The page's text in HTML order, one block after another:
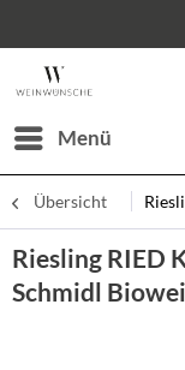
Menü
Übersicht
Riesling RIED
Schmidl